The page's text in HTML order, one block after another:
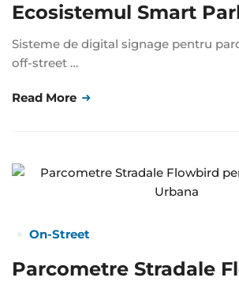
Ecosistemul Smart
Sisteme de digital signage pentru
off-street …
Read More
On-Street
Parcometre Stradale